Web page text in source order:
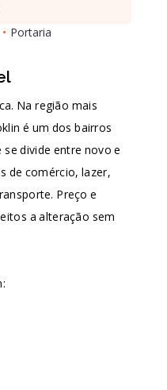
• Portaria
Na região mais
é um dos bairros
divide entre novo e
de comércio, lazer,
Preço e
a alteração sem